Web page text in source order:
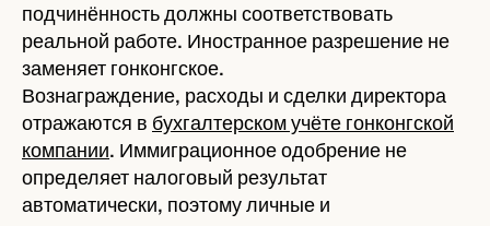
подчинённость должны соответствовать
реальной работе. Иностранное разрешение не
заменяет гонконгское.
Вознаграждение, расходы и сделки директора
отражаются в бухгалтерском учёте гонконгской
компании. Иммиграционное одобрение не
определяет налоговый результат
автоматически, поэтому личные и